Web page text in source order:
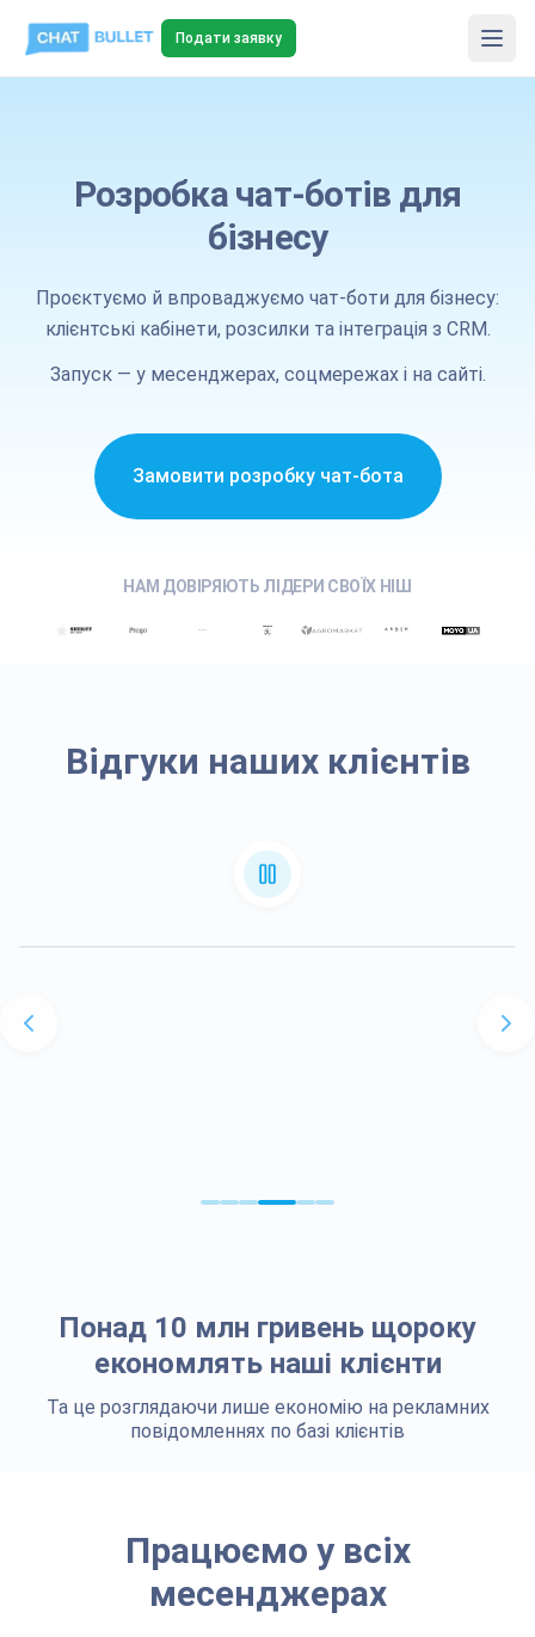
Подати заявку
Розробка чат‑ботів для
бізнесу
Проєктуємо й впроваджуємо чат-боти для бізнесу:
клієнтські кабінети, розсилки та інтеграція з CRM.
Запуск — у месенджерах, соцмережах і на сайті.
Замовити розробку чат-бота
НАМ ДОВІРЯЮТЬ ЛІДЕРИ СВОЇХ НІШ
Відгуки наших клієнтів
Понад 10 млн гривень щороку
економлять наші клієнти
Та це розглядаючи лише економію на рекламних
повідомленнях по базі клієнтів
Працюємо у всіх
месенджерах